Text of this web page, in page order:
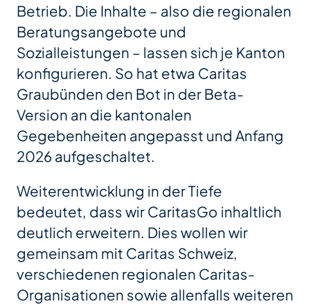
Betrieb. Die Inhalte – also die regionalen
Beratungsangebote und
Sozialleistungen – lassen sich je Kanton
konfigurieren. So hat etwa Caritas
Graubünden den Bot in der Beta-
Version an die kantonalen
Gegebenheiten angepasst und Anfang
2026 aufgeschaltet.
Weiterentwicklung in der Tiefe
bedeutet, dass wir CaritasGo inhaltlich
deutlich erweitern. Dies wollen wir
gemeinsam mit Caritas Schweiz,
verschiedenen regionalen Caritas-
Organisationen sowie allenfalls weiteren